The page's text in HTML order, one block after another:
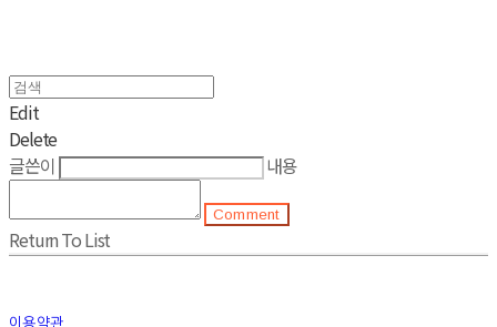
Edit
Delete
글쓴이
내용
Comment
Return To List
이용약관